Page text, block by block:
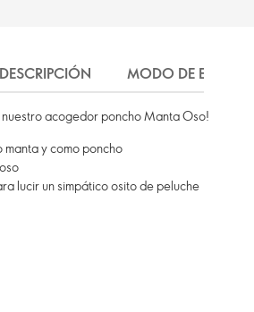
DESCRIPCIÓN MODO DE EMPLEO
acogedor poncho Manta Oso!
manta y como poncho
lucir un simpático osito de peluche